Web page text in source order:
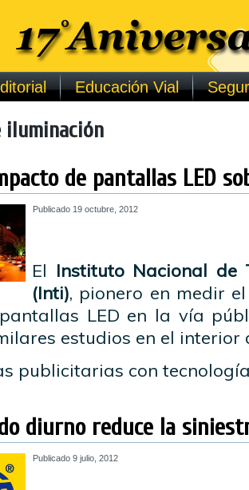
Educación Vial
iluminación
de pantallas LED
Publicado 19 octubre, 2012
El Instituto Nacional de
(Inti), pionero en medir
LED en la vía
estudios en el interior
publicitarias con
diurno reduce la
Publicado 9 julio, 2012